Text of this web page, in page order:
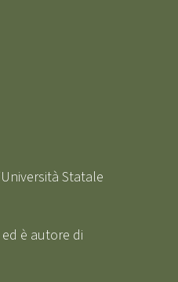
Statale
è autore di